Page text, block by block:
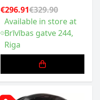
€296.91€329.90
Available in store at
Brīvības gatve 244,
Riga